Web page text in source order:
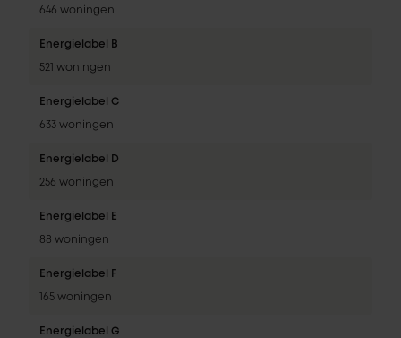
646 woningen
Energielabel B
521 woningen
Energielabel C
633 woningen
Energielabel D
256 woningen
Energielabel E
88 woningen
Energielabel F
165 woningen
Energielabel G